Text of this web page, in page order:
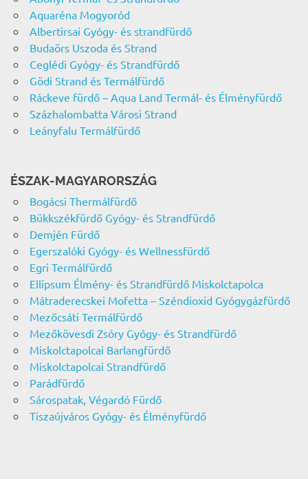
Aquaréna Mogyoród
Albertirsai Gyógy- és strandfürdő
Budaörs Uszoda és Strand
Ceglédi Gyógy- és Strandfürdő
Gödi Strand és Termálfürdő
Ráckeve fürdő – Aqua Land Termál- és Élményfürdő
Százhalombatta Városi Strand
Leányfalu Termálfürdő
ÉSZAK-MAGYARORSZÁG
Bogácsi Thermálfürdő
Bükkszékfürdő Gyógy- és Strandfürdő
Demjén Fürdő
Egerszalóki Gyógy- és Wellnessfürdő
Egri Termálfürdő
Ellipsum Élmény- és Strandfürdő Miskolctapolca
Mátraderecskei Mofetta – Széndioxid Gyógygázfürdő
Mezőcsáti Termálfürdő
Mezőkövesdi Zsóry Gyógy- és Strandfürdő
Miskolctapolcai Barlangfürdő
Miskolctapolcai Strandfürdő
Parádfürdő
Sárospatak, Végardó Fürdő
Tiszaújváros Gyógy- és Élményfürdő